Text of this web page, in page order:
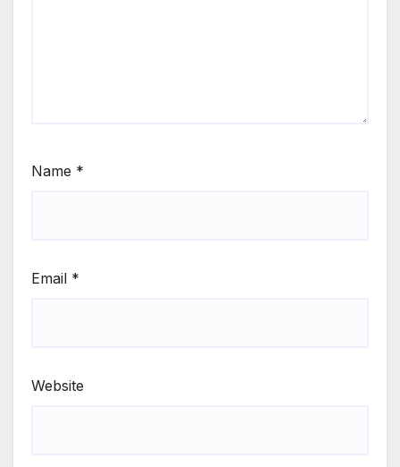
Name *
Email *
Website